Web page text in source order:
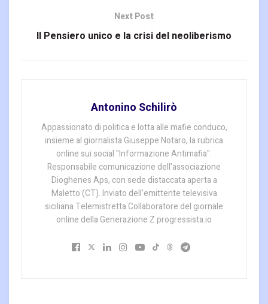
Next Post
Il Pensiero unico e la crisi del neoliberismo
Antonino Schilirò
Appassionato di politica e lotta alle mafie conduco,
insieme al giornalista Giuseppe Notaro, la rubrica
online sui social "Informazione Antimafia".
Responsabile comunicazione dell'associazione
Dioghenes Aps, con sede distaccata aperta a
Maletto (CT). Inviato dell'emittente televisiva
siciliana Telemistretta Collaboratore del giornale
online della Generazione Z progressista.io